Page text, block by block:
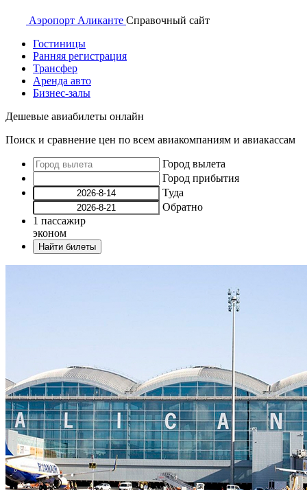
Аэропорт Аликанте Справочный сайт
Гостиницы
Ранняя регистрация
Трансфер
Аренда авто
Бизнес-залы
Дешевые авиабилеты онлайн
Поиск и сравнение цен по всем авиакомпаниям и авиакассам
Город вылета
Город прибытия
Туда
Обратно
1 пассажир
эконом
Найти билеты